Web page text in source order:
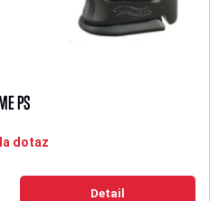
PS
dotaz
Detail